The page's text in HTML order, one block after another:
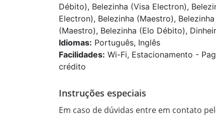
Débito), Belezinha (Visa Electron),
Electron), Belezinha (Maestro),
(Maestro), Belezinha (Elo Débito),
Idiomas: Português, Inglês
Facilidades: Wi-Fi, Estacionamento -
crédito
Instruções especiais
Em caso de dúvidas entre em contato